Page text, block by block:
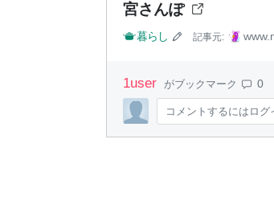
宮さんぽ
暮らし 記事元:
1user がブックマーク 0
コメントするにはログ